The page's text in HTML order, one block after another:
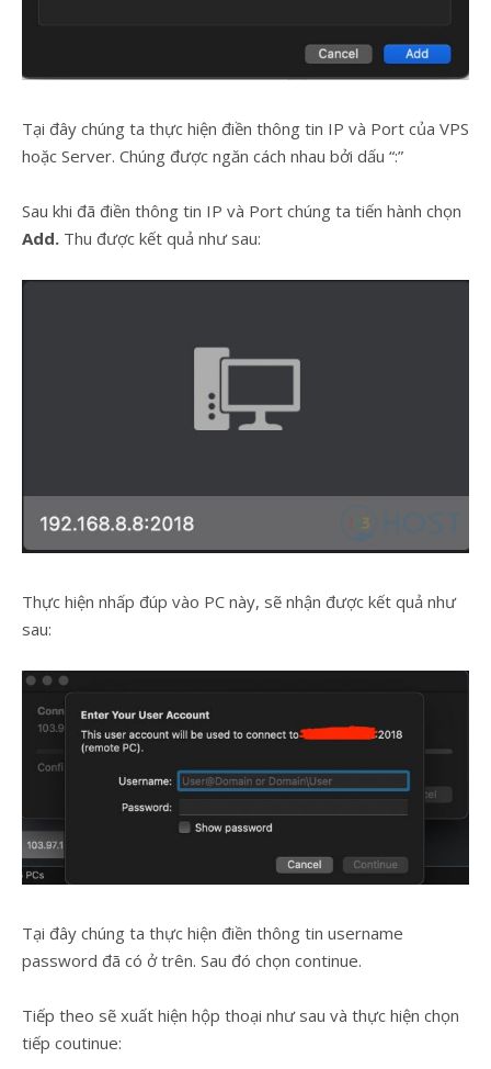
Tại đây chúng ta thực hiện điền thông tin IP và Port của VPS
hoặc Server. Chúng được ngăn cách nhau bởi dấu “:”
Sau khi đã điền thông tin IP và Port chúng ta tiến hành chọn
Add. Thu được kết quả như sau:
Thực hiện nhấp đúp vào PC này, sẽ nhận được kết quả như
sau:
Tại đây chúng ta thực hiện điền thông tin username
password đã có ở trên. Sau đó chọn continue.
Tiếp theo sẽ xuất hiện hộp thoại như sau và thực hiện chọn
tiếp coutinue: